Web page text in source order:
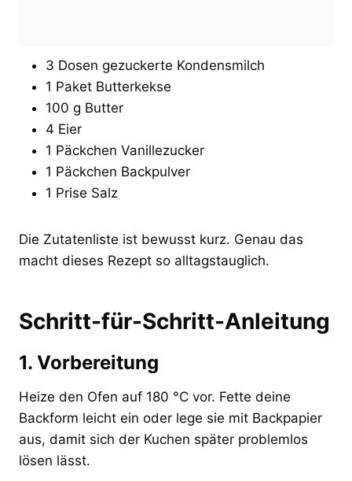
3 Dosen gezuckerte Kondensmilch
1 Paket Butterkekse
100 g Butter
4 Eier
1 Päckchen Vanillezucker
1 Päckchen Backpulver
1 Prise Salz
Die Zutatenliste ist bewusst kurz. Genau das
macht dieses Rezept so alltagstauglich.
Schritt-für-Schritt-Anleitung
1. Vorbereitung
Heize den Ofen auf 180 °C vor. Fette deine
Backform leicht ein oder lege sie mit Backpapier
aus, damit sich der Kuchen später problemlos
lösen lässt.